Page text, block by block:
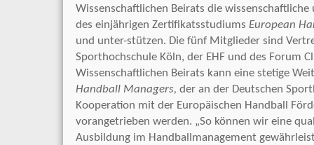
Wissenschaftlichen Beirats die
des einjährigen Zertifikatsstudiums European
und unter-stützen. Die fünf Mitglieder sind
Sporthochschule Köln, der EHF und des Forum
Wissenschaftlichen Beirats kann eine stetige
Handball Managers, der an der Deutschen
Kooperation mit der Europäischen Handball
vorangetrieben werden. „So können wir eine
Ausbildung im Handballmanagement